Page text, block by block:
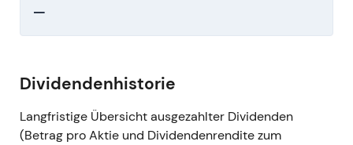
—
Dividendenhistorie
Langfristige Übersicht ausgezahlter Dividenden
(Betrag pro Aktie und Dividendenrendite zum